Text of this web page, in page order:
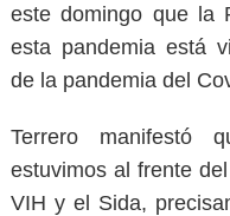
este domingo que la
esta pandemia está
de la pandemia del
Terrero manifestó
estuvimos al frente
VIH y el Sida,